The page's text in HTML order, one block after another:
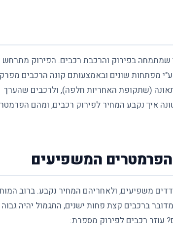
בפירוק והרכבת רכבים. הפירוק מתרחש
מפתחות שונים ובאמצעותם קונה הרכבים
(שתקופת האחריות חלפה), ולרכבים שהערך
איך נקבע המחיר לפירוק רכבים, ומהם
המשפיעים
משפיעים, ולאחריהם המחיר נקבע. ברוב
ברכבים קצת פחות ישנים, התגמול יהיה גבוה
עוזר רכבים לפירוק מספרת: